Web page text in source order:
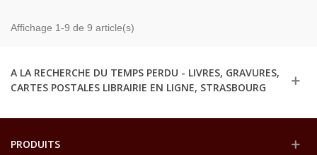
Affichage 1-9 de 9 article(s)
A LA RECHERCHE DU TEMPS PERDU - LIVRES, GRAVURES,
CARTES POSTALES LIBRAIRIE EN LIGNE, STRASBOURG
PRODUITS